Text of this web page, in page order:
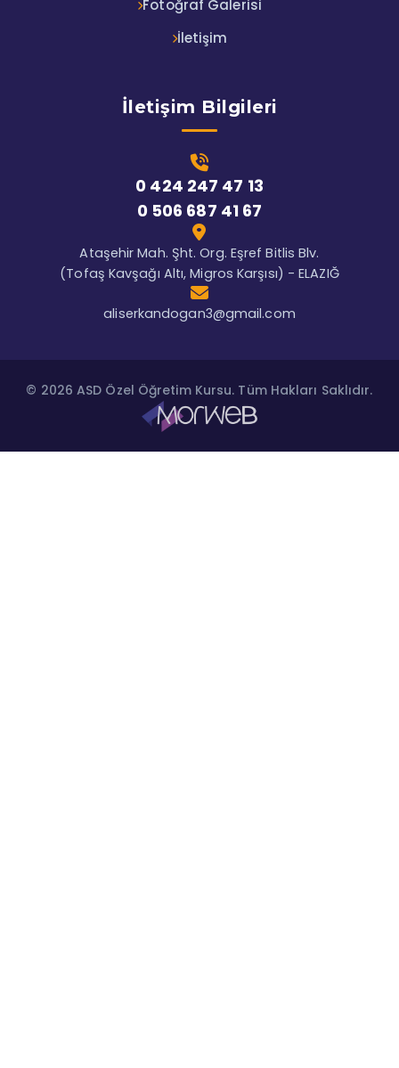
Fotoğraf Galerisi
İletişim
İletişim Bilgileri
0 424 247 47 13
0 506 687 41 67
Ataşehir Mah. Şht. Org. Eşref Bitlis Blv.
(Tofaş Kavşağı Altı, Migros Karşısı) - ELAZIĞ
aliserkandogan3@gmail.com
© 2026 ASD Özel Öğretim Kursu. Tüm Hakları Saklıdır.